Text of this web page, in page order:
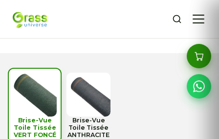
Brise-Vue
Toile Tissée
VERT FONCÉ
Brise-Vue
Toile Tissée
ANTHRACITE